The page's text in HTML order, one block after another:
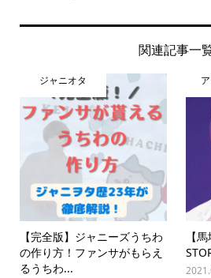
関連記事一
ジャニオタ
【完全版】ジャニーズうちわ
の作り方！ファンサがもらえ
るうちわ...
【